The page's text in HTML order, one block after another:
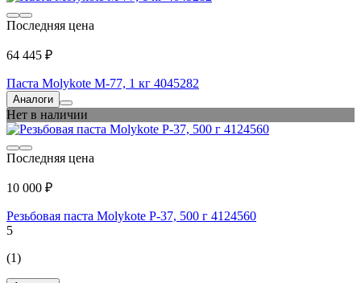
Последняя цена
64 445 ₽
Паста Molykote M-77, 1 кг 4045282
Аналоги
Нет в наличии
Последняя цена
10 000 ₽
Резьбовая паста Molykote P-37, 500 г 4124560
5
(1)